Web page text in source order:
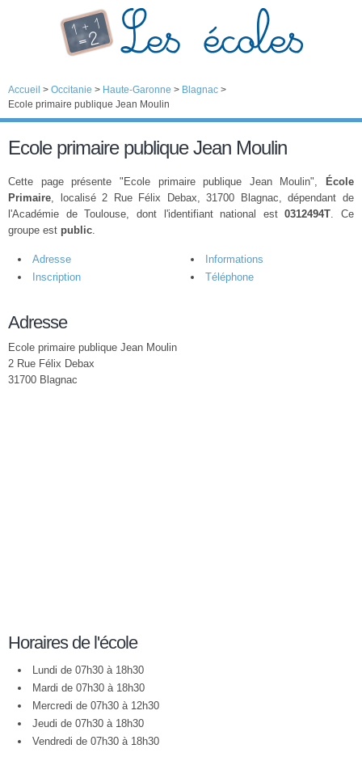
Accueil > Occitanie > Haute-Garonne > Blagnac >
Ecole primaire publique Jean Moulin
Ecole primaire publique Jean Moulin
Cette page présente "Ecole primaire publique Jean Moulin",
École
Primaire, localisé 2 Rue Félix Debax, 31700 Blagnac, dépendant de
l'Académie de Toulouse, dont l'identifiant national est0312494T. Ce
groupe est public.
Adresse
Informations
Inscription
Téléphone
Adresse
Ecole primaire publique Jean Moulin
2 Rue Félix Debax
31700 Blagnac
Horaires de l'école
Lundi de 07h30 à 18h30
Mardi de 07h30 à 18h30
Mercredi de 07h30 à 12h30
Jeudi de 07h30 à 18h30
Vendredi de 07h30 à 18h30